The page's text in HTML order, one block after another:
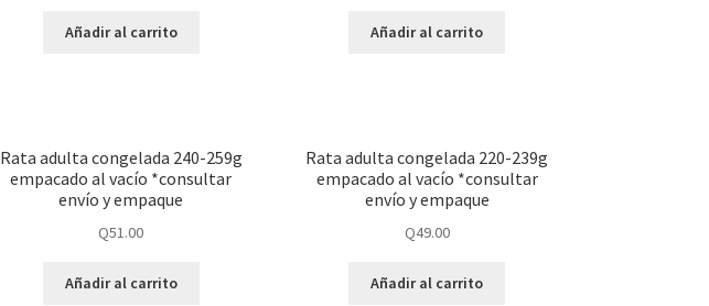
Añadir al carrito Añadir al carrito
Rata adulta congelada 240-259g
empacado al vacío *consultar
envío y empaque
Q51.00
Añadir al carrito
Rata adulta congelada 220-239g
empacado al vacío *consultar
envío y empaque
Q49.00
Añadir al carrito